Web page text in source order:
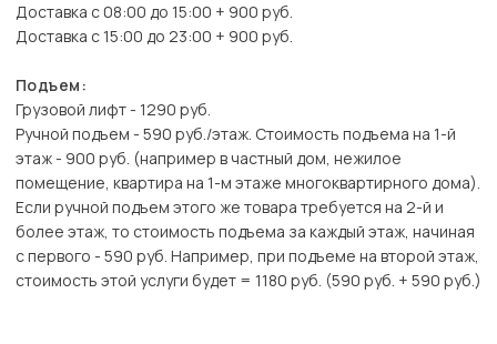
Доставка с 08:00 до 15:00 + 900 руб.
Доставка с 15:00 до 23:00 + 900 руб.
Подъем:
Грузовой лифт - 1290 руб.
Ручной подъем - 590 руб./этаж. Стоимость подъема на 1-й
этаж - 900 руб. (например в частный дом, нежилое
помещение, квартира на 1-м этаже многоквартирного дома).
Если ручной подъем этого же товара требуется на 2-й и
более этаж, то стоимость подъема за каждый этаж, начиная
с первого - 590 руб. Например, при подъеме на второй этаж,
стоимость этой услуги будет = 1180 руб. (590 руб. + 590 руб.)